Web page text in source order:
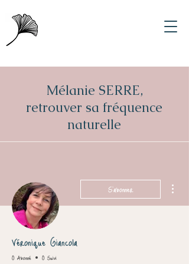
Mélanie SERRE,
retrouver sa fréquence
naturelle
S'abonner
Véronique Giancola
0 Abonné 0 Suivi